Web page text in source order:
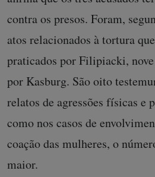
contra os presos. Foram,
atos relacionados à tortura
praticados por Filipiacki,
por Kasburg. São oito
relatos de agressões físicas e
como nos casos de
coação das mulheres, o
maior.